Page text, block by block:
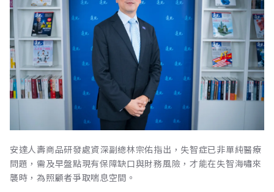
安達人壽商品研發處資深副總林宗佑指出，失智症已非單純醫療
問題，需及早盤點現有保障缺口與財務風險，才能在失智海嘯來
襲時，為照顧者爭取喘息空間。